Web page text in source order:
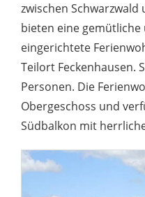
zwischen
bieten eine
eingerichtete
Teilort Feckenhausen.
Personen. Die
Obergeschoss und
Südbalkon mit